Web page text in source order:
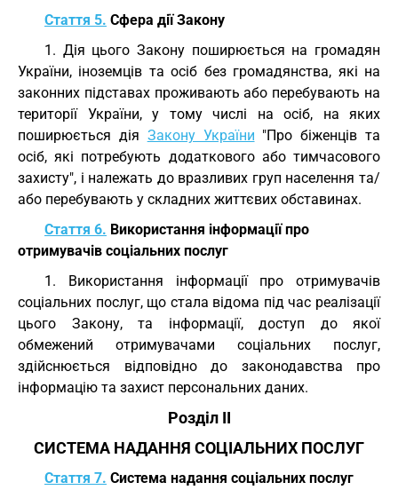
Стаття 5. Сфера дії Закону
1. Дія цього Закону поширюється на громадян
України, іноземців та осіб без громадянства, які на
законних підставах проживають або перебувають на
території України, у тому числі на осіб, на яких
поширюється дія Закону України "Про біженців та
осіб, які потребують додаткового або тимчасового
захисту", і належать до вразливих груп населення та/
або перебувають у складних життєвих обставинах.
Стаття 6. Використання інформації про
отримувачів соціальних послуг
1. Використання інформації про отримувачів
соціальних послуг, що стала відома під час реалізації
цього Закону, та інформації, доступ до якої
обмежений отримувачами соціальних послуг,
здійснюється відповідно до законодавства про
інформацію та захист персональних даних.
Розділ II
СИСТЕМА НАДАННЯ СОЦІАЛЬНИХ ПОСЛУГ
Стаття 7. Система надання соціальних послуг